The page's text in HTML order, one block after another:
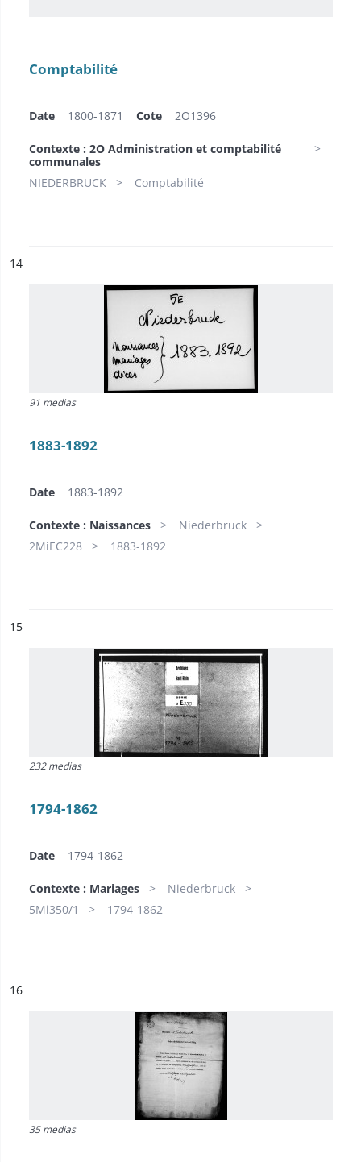
Comptabilité
Date 1800-1871 Cote 2O1396
Contexte : 2O Administration et comptabilité
communales
NIEDERBRUCK
Comptabilité
n°
14
91 medias
1883-1892
Date 1883-1892
Contexte : Naissances
Niederbruck
2MiEC228
1883-1892
n°
15
232 medias
1794-1862
Date 1794-1862
Contexte : Mariages
Niederbruck
5Mi350/1
1794-1862
n°
16
35 medias